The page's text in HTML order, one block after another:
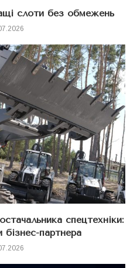
слоти без обмежень
спецтехніки:
бізнес-партнера